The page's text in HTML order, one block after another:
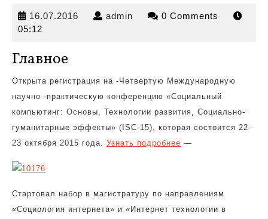
16.07.2016 16.07.2016
admin admin 0 Comments
05:12
Главное
Открыта регистрация на -Четвертую Международную
научно -практическую конференцию «Социальный
компьютинг: Основы, Технологии развития, Социально-
гуманитарные эффекты» (ISС-15), которая состоится 22-
23 октября 2015 года. Узнать подробнее —
Стартовал набор в магистратуру по направлениям
«Социология интернета» и «Интернет технологии в